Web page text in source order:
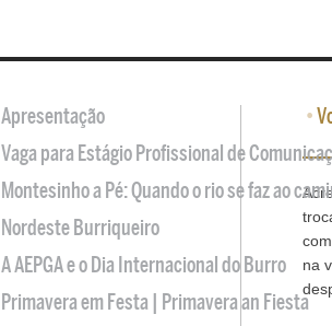
•
na
Apresentação
Vaga para Estágio Profissional de
Montesinho a Pé: Quando o rio se faz ao
Nordeste Burriqueiro
A AEPGA e o Dia Internacional do Burro
Primavera em Festa | Primavera an Fiesta